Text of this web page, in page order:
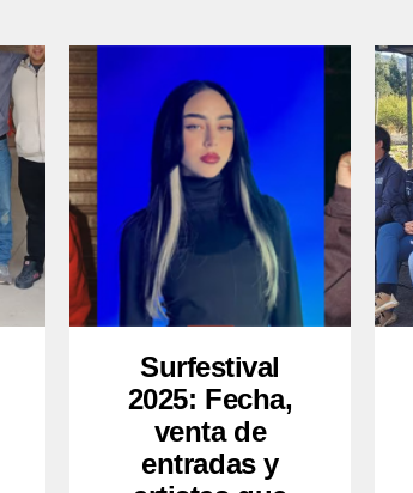
Surfestival
2025: Fecha,
venta de
entradas y